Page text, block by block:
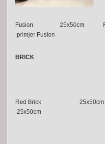
Fusion 25x50cm
primjer Fusion
BRICK
Red Brick
25x50cm